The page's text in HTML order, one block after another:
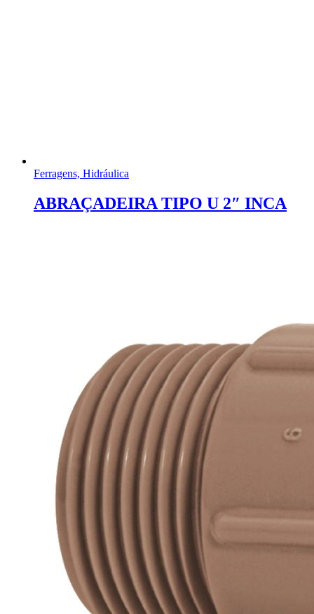
Ferragens, Hidráulica
ABRAÇADEIRA TIPO U 2″ INCA